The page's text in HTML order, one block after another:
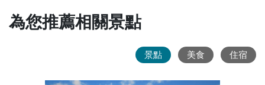
為您推薦相關景點
景點 美食 住宿